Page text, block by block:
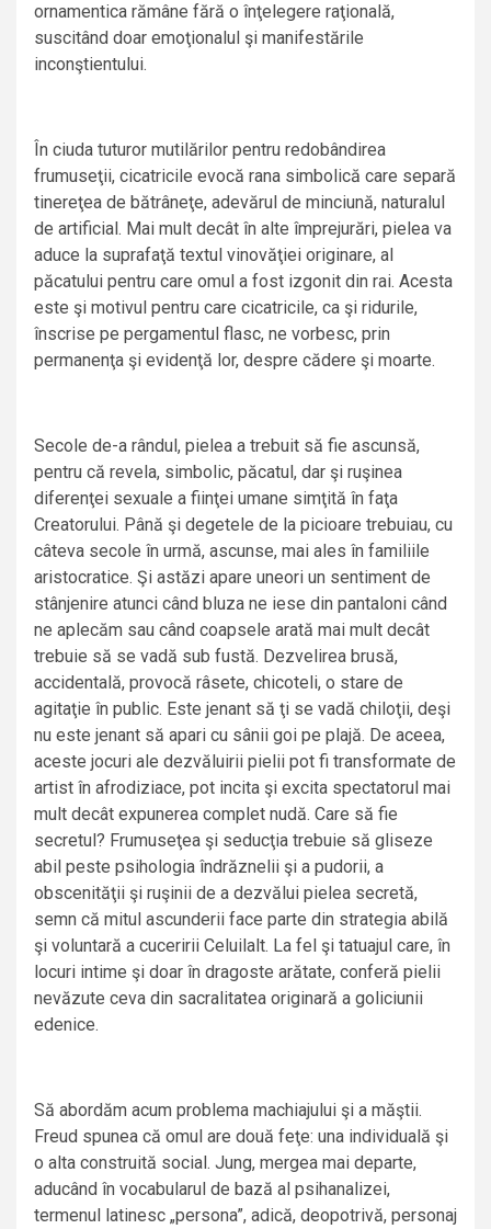
ornamentica rămâne fără o înţelegere raţională,
suscitând doar emoţionalul şi manifestările
inconştientului.
În ciuda tuturor mutilărilor pentru redobândirea
frumuseţii, cicatricile evocă rana simbolică care separă
tinereţea de bătrâneţe, adevărul de minciună, naturalul
de artificial. Mai mult decât în alte împrejurări, pielea va
aduce la suprafaţă textul vinovăţiei originare, al
păcatului pentru care omul a fost izgonit din rai. Acesta
este şi motivul pentru care cicatricile, ca şi ridurile,
înscrise pe pergamentul flasc, ne vorbesc, prin
permanenţa şi evidenţă lor, despre cădere şi moarte.
Secole de-a rândul, pielea a trebuit să fie ascunsă,
pentru că revela, simbolic, păcatul, dar şi ruşinea
diferenţei sexuale a fiinţei umane simţită în faţa
Creatorului. Până şi degetele de la picioare trebuiau, cu
câteva secole în urmă, ascunse, mai ales în familiile
aristocratice. Şi astăzi apare uneori un sentiment de
stânjenire atunci când bluza ne iese din pantaloni când
ne aplecăm sau când coapsele arată mai mult decât
trebuie să se vadă sub fustă. Dezvelirea brusă,
accidentală, provocă râsete, chicoteli, o stare de
agitaţie în public. Este jenant să ţi se vadă chiloţii, deşi
nu este jenant să apari cu sânii goi pe plajă. De aceea,
aceste jocuri ale dezvăluirii pielii pot fi transformate de
artist în afrodiziace, pot incita şi excita spectatorul mai
mult decât expunerea complet nudă. Care să fie
secretul? Frumuseţea şi seducţia trebuie să gliseze
abil peste psihologia îndrăznelii şi a pudorii, a
obscenităţii şi ruşinii de a dezvălui pielea secretă,
semn că mitul ascunderii face parte din strategia abilă
şi voluntară a cuceririi Celuilalt. La fel şi tatuajul care, în
locuri intime şi doar în dragoste arătate, conferă pielii
nevăzute ceva din sacralitatea originară a goliciunii
edenice.
Să abordăm acum problema machiajului şi a măştii.
Freud spunea că omul are două feţe: una individuală şi
o alta construită social. Jung, mergea mai departe,
aducând în vocabularul de bază al psihanalizei,
termenul latinesc „persona”, adică, deopotrivă, personaj